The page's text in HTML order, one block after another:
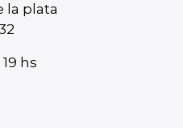
la plata
hs